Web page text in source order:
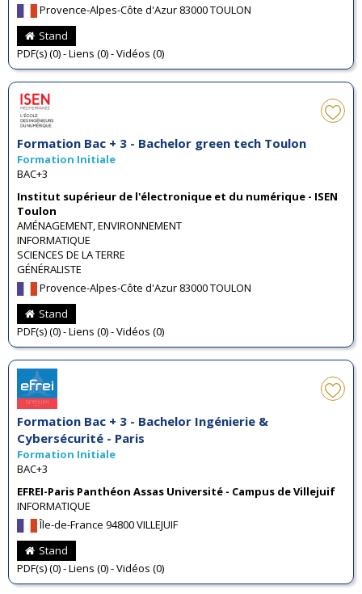
Provence-Alpes-Côte d'Azur 83000 TOULON
Stand
PDF(s) (0) - Liens (0) - Vidéos (0)
Formation Bac + 3 - Bachelor green tech Toulon
Formation Initiale
BAC+3
Institut supérieur de l'électronique et du numérique - ISEN
Toulon
AMÉNAGEMENT, ENVIRONNEMENT
INFORMATIQUE
SCIENCES DE LA TERRE
GÉNÉRALISTE
Provence-Alpes-Côte d'Azur 83000 TOULON
Stand
PDF(s) (0) - Liens (0) - Vidéos (0)
Formation Bac + 3 - Bachelor Ingénierie &
Cybersécurité - Paris
Formation Initiale
BAC+3
EFREI-Paris Panthéon Assas Université - Campus de Villejuif
INFORMATIQUE
Île-de-France 94800 VILLEJUIF
Stand
PDF(s) (0) - Liens (0) - Vidéos (0)